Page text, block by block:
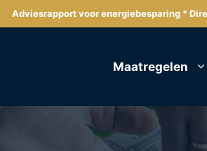
Adviesrapport voor energiebesparing *
Maatregelen